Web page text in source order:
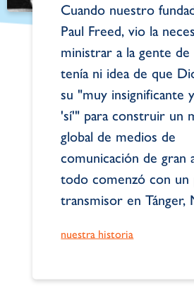
Cuando nuestro
Paul Freed, vio la
ministrar a la gente de
tenía ni idea de que
su "muy insignificante
'sí'" para construir un
global de medios de
comunicación de gran
todo comenzó con un
transmisor en Tánger,
nuestra historia